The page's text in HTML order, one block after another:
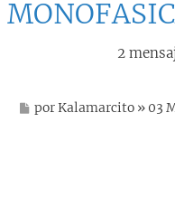
2
M
porKalamarcito » 03